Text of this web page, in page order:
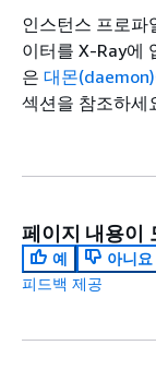
인스턴스 프로파
이터를 X-Ray에
은 대몬
섹션을 참조하세
페이지 내용이
예
아니요
피드백 제공